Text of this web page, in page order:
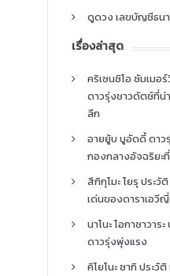
ดูดวง เลขบัญชีธน
เรื่องล่าสุด
คริเซนซิโอ ซัมเมอ
ดาวรุ่งชาวดัตช์ที่น่
ลีก
อายยู้บ บูอัดดี้ ดาว
กองกลางอัจฉริยะ
สึกิกุโมะ โยรุ ประวั
เด่นของดาราเอวี
นาโนะ โอกาซาวา
ดาวรุ่งพุ่งแรง
คิโยโนะ ซากิ ประ